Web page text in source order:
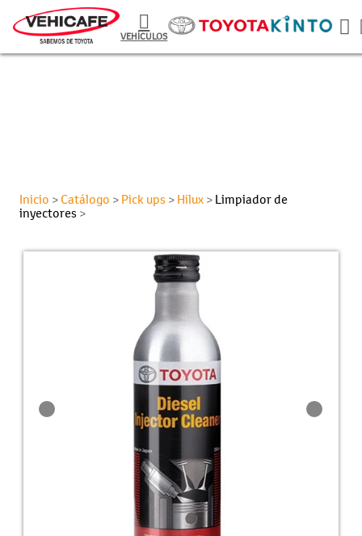
VEHÍCULOS
Inicio > Catálogo > Pick ups > Hilux > Limpiador de
inyectores >